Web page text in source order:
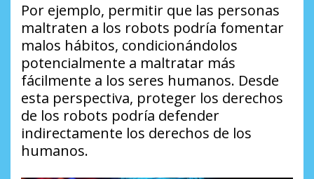
Por ejemplo, permitir que las personas
maltraten a los robots podría fomentar
malos hábitos, condicionándolos
potencialmente a maltratar más
fácilmente a los seres humanos. Desde
esta perspectiva, proteger los derechos
de los robots podría defender
indirectamente los derechos de los
humanos.